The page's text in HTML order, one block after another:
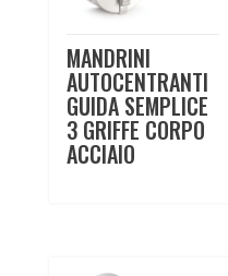
MANDRINI
AUTOCENTRANTI
GUIDA SEMPLICE
3 GRIFFE CORPO
ACCIAIO